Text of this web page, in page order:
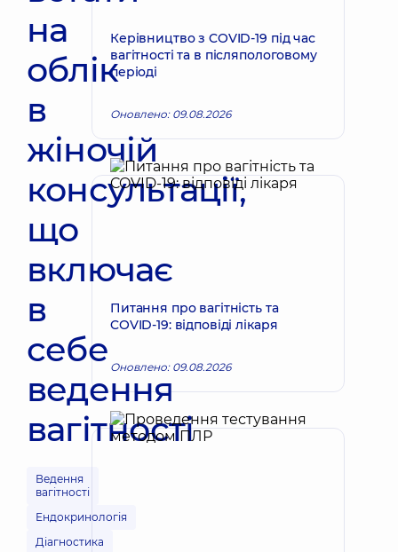
на
облік
в
жіночій
консультації,
що
включає
в
себе
ведення
вагітності
Ведення
вагітності
Ендокринологія
Діагностика
Керівництво з COVID-19 під час
вагітності та в післяпологовому
періоді
Оновлено: 09.08.2026
Питання про вагітність та
COVID-19: відповіді лікаря
Оновлено: 09.08.2026